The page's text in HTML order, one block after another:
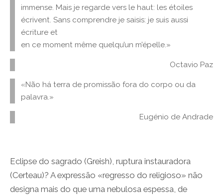
immense. Mais je regarde vers le haut: les étoiles
écrivent. Sans comprendre je saisis: je suis aussi
écriture et
en ce moment même quelqu’un m’épelle.»
Octavio Paz
«Não há terra de promissão fora do corpo ou da
palavra.»
Eugénio de Andrade
Eclipse do sagrado (Greish), ruptura instauradora
(Certeau)? A expressão «regresso do religioso» não
designa mais do que uma nebulosa espessa, de